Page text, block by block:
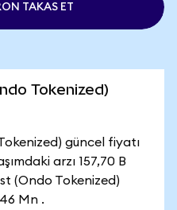
TAKAS ET
Tokenized)
güncel fiyatı
arzı 157,70 B
(Ondo Tokenized)
Mn .